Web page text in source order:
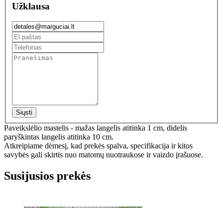
Užklausa
Siųsti
Paveikslėlio mastelis - mažas langelis atitinka 1 cm, didelis
paryškintas langelis atitinka 10 cm.
Atkreipiame dėmesį, kad prekės spalva, specifikacija ir kitos
savybės gali skirtis nuo matomų nuotraukose ir vaizdo įrašuose.
Susijusios prekės